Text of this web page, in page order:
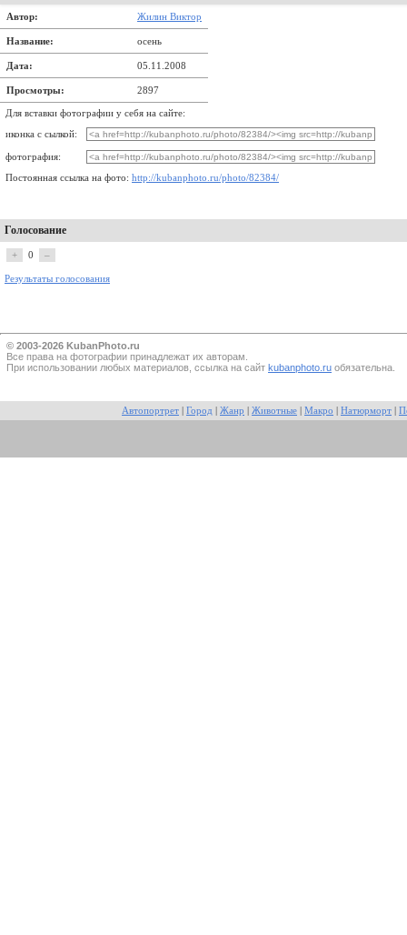
Автор: Жилин Виктор
Название: осень
Дата: 05.11.2008
Просмотры: 2897
Для вставки фотографии у себя на сайте:
иконка с сылкой:
фотография:
Постоянная ссылка на фото: http://kubanphoto.ru/photo/82384/
Голосование
+ 0 –
Результаты голосования
© 2003-2026 KubanPhoto.ru
Все прaва на фотографии принадлежат их авторам.
При использовании любых материалов, ссылка на сайт kubanphoto.ru обязательна.
Автопортрет Город Жанр Животные Макро Натюрморт